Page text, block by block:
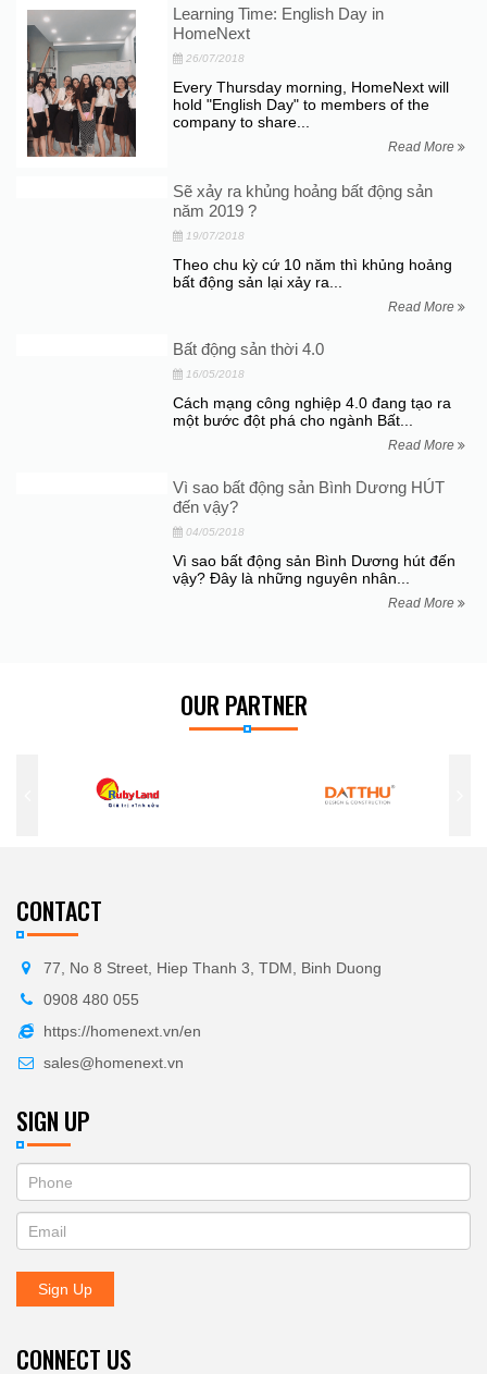
Learning Time: English Day in
HomeNext
26/07/2018
Every Thursday morning, HomeNext will
hold "English Day" to members of the
company to share...
Read More
Sẽ xảy ra khủng hoảng bất động sản
năm 2019 ?
19/07/2018
Theo chu kỳ cứ 10 năm thì khủng hoảng
bất động sản lại xảy ra...
Read More
Bất động sản thời 4.0
16/05/2018
Cách mạng công nghiệp 4.0 đang tạo ra
một bước đột phá cho ngành Bất...
Read More
Vì sao bất động sản Bình Dương HÚT
đến vậy?
04/05/2018
Vì sao bất động sản Bình Dương hút đến
vậy? Đây là những nguyên nhân...
Read More
OUR PARTNER
CONTACT
77, No 8 Street, Hiep Thanh 3, TDM, Binh Duong
0908 480 055
https://homenext.vn/en
sales@homenext.vn
SIGN UP
ĐĂNG
KÝ
NHẬN
BẢN
you
are
human,
leave
this
blank.
Sign Up
CONNECT US